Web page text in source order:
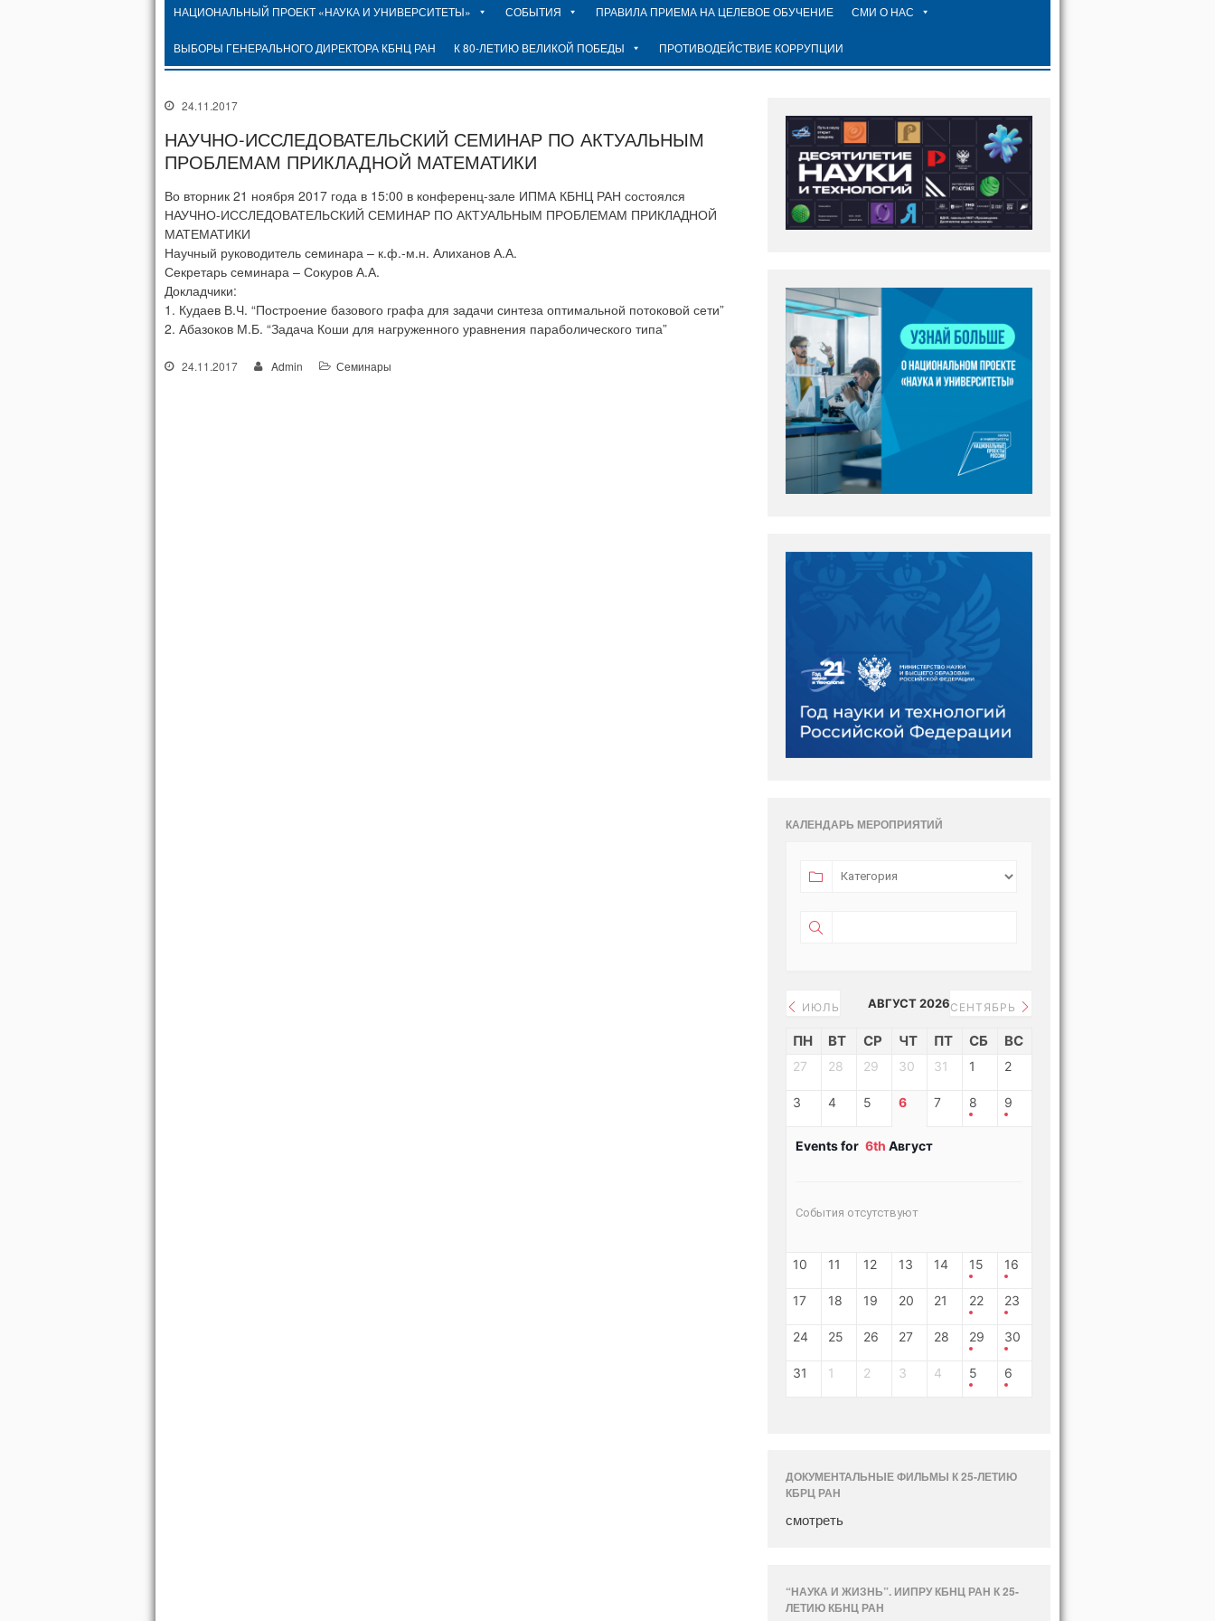
НАЦИОНАЛЬНЫЙ ПРОЕКТ «НАУКА И УНИВЕРСИТЕТЫ» СОБЫТИЯ ПРАВИЛА ПРИЕМА НА ЦЕЛЕВОЕ ОБУЧЕНИЕ СМИ О НАС
ВЫБОРЫ ГЕНЕРАЛЬНОГО ДИРЕКТОРА КБНЦ РАН К 80-ЛЕТИЮ ВЕЛИКОЙ ПОБЕДЫ ПРОТИВОДЕЙСТВИЕ КОРРУПЦИИ
24.11.2017
НАУЧНО-ИССЛЕДОВАТЕЛЬСКИЙ СЕМИНАР ПО АКТУАЛЬНЫМ
ПРОБЛЕМАМ ПРИКЛАДНОЙ МАТЕМАТИКИ
Во вторник 21 ноября 2017 года в 15:00 в конференц-зале ИПМА КБНЦ РАН состоялся
НАУЧНО-ИССЛЕДОВАТЕЛЬСКИЙ СЕМИНАР ПО АКТУАЛЬНЫМ ПРОБЛЕМАМ ПРИКЛАДНОЙ
МАТЕМАТИКИ
Научный руководитель семинара – к.ф.-м.н. Алиханов А.А.
Секретарь семинара – Сокуров А.А.
Докладчики:
1. Кудаев В.Ч. “Построение базового графа для задачи синтеза оптимальной потоковой сети”
2. Абазоков М.Б. “Задача Коши для нагруженного уравнения параболического типа”
24.11.2017 Admin Семинары
КАЛЕНДАРЬ МЕРОПРИЯТИЙ
ИЮЛЬ АВГУСТ 2026СЕНТЯБРЬ
ПН ВТ СР ЧТ ПТ СБ ВС
27 28 29 30 31 1 2
3 4 5 6 7 8 9
Events for 6th Август
События отсутствуют
10 11 12 13 14 15 16
17 18 19 20 21 22 23
24 25 26 27 28 29 30
31 1 2 3 4 5 6
ДОКУМЕНТАЛЬНЫЕ ФИЛЬМЫ К 25-ЛЕТИЮ
КБРЦ РАН
смотреть
“НАУКА И ЖИЗНЬ”. ИИПРУ КБНЦ РАН К 25-
ЛЕТИЮ КБНЦ РАН